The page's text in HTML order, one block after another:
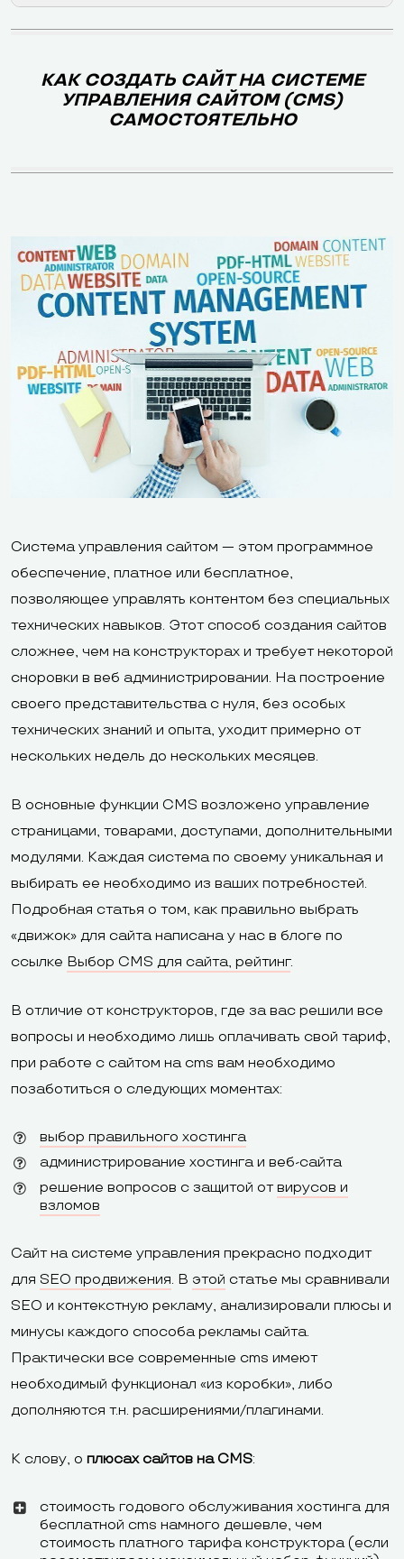
КАК СОЗДАТЬ САЙТ НА СИСТЕМЕ
УПРАВЛЕНИЯ САЙТОМ (CMS)
САМОСТОЯТЕЛЬНО
Система управления сайтом — этом программное
обеспечение, платное или бесплатное,
позволяющее управлять контентом без специальных
технических навыков. Этот способ создания сайтов
сложнее, чем на конструкторах и требует некоторой
сноровки в веб администрировании. На построение
своего представительства с нуля, без особых
технических знаний и опыта, уходит примерно от
нескольких недель до нескольких месяцев.
В основные функции CMS возложено управление
страницами, товарами, доступами, дополнительными
модулями. Каждая система по своему уникальная и
выбирать ее необходимо из ваших потребностей.
Подробная статья о том, как правильно выбрать
«движок» для сайта написана у нас в блоге по
ссылке Выбор CMS для сайта, рейтинг.
В отличие от конструкторов, где за вас решили все
вопросы и необходимо лишь оплачивать свой тариф,
при работе с сайтом на cms вам необходимо
позаботиться о следующих моментах:
выбор правильного хостинга
администрирование хостинга и веб-сайта
решение вопросов с защитой отвирусов и
взломов
Сайт на системе управления прекрасно подходит
для SEO продвижения. В этой статье мы сравнивали
SEO и контекстную рекламу, анализировали плюсы и
минусы каждого способа рекламы сайта.
Практически все современные cms имеют
необходимый функционал «из коробки», либо
дополняются т.н. расширениями/плагинами.
К слову, о плюсах сайтов на CMS:
стоимость годового обслуживания хостинга для
бесплатной cms намного дешевле, чем
стоимость платного тарифа конструктора (если